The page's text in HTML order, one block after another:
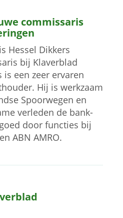
commissaris
Hessel Dikkers
bij Klaverblad
is een zeer ervaren
Hij is werkzaam
Spoorwegen en
verleden de bank-
door functies bij
ABN AMRO.
commissaris Klaverblad